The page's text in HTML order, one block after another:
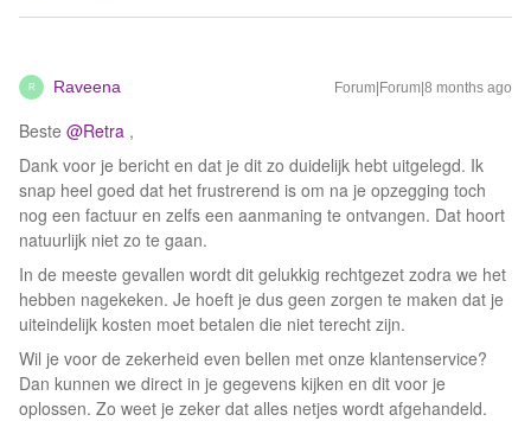
R Raveena Forum|Forum|8 months ago
Beste ​ @Retra ,
Dank voor je bericht en dat je dit zo duidelijk hebt uitgelegd. Ik
snap heel goed dat het frustrerend is om na je opzegging toch
nog een factuur en zelfs een aanmaning te ontvangen. Dat hoort
natuurlijk niet zo te gaan.
In de meeste gevallen wordt dit gelukkig rechtgezet zodra we het
hebben nagekeken. Je hoeft je dus geen zorgen te maken dat je
uiteindelijk kosten moet betalen die niet terecht zijn.
Wil je voor de zekerheid even bellen met onze klantenservice?
Dan kunnen we direct in je gegevens kijken en dit voor je
oplossen. Zo weet je zeker dat alles netjes wordt afgehandeld.